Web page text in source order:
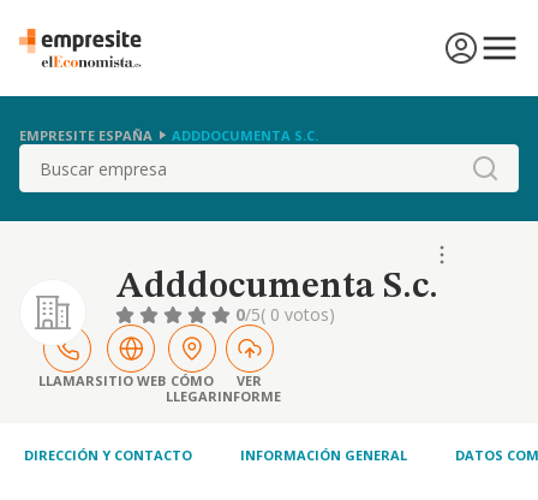
EMPRESITE ESPAÑA ADDDOCUMENTA S.C.
Buscar
Adddocumenta S.c.
0/5( 0 votos)
LLAMARSITIO WEB CÓMO
LLEGAR
VER
INFORME
DIRECCIÓN Y CONTACTO INFORMACIÓN GENERAL DATOS